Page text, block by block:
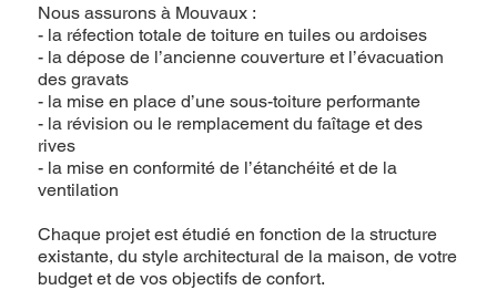
Nous assurons à Mouvaux :
- la réfection totale de toiture en tuiles ou ardoises
- la dépose de l’ancienne couverture et l’évacuation
des gravats
- la mise en place d’une sous-toiture performante
- la révision ou le remplacement du faîtage et des
rives
- la mise en conformité de l’étanchéité et de la
ventilation
Chaque projet est étudié en fonction de la structure
existante, du style architectural de la maison, de votre
budget et de vos objectifs de confort.